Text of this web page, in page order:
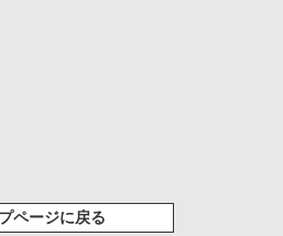
ページに戻る